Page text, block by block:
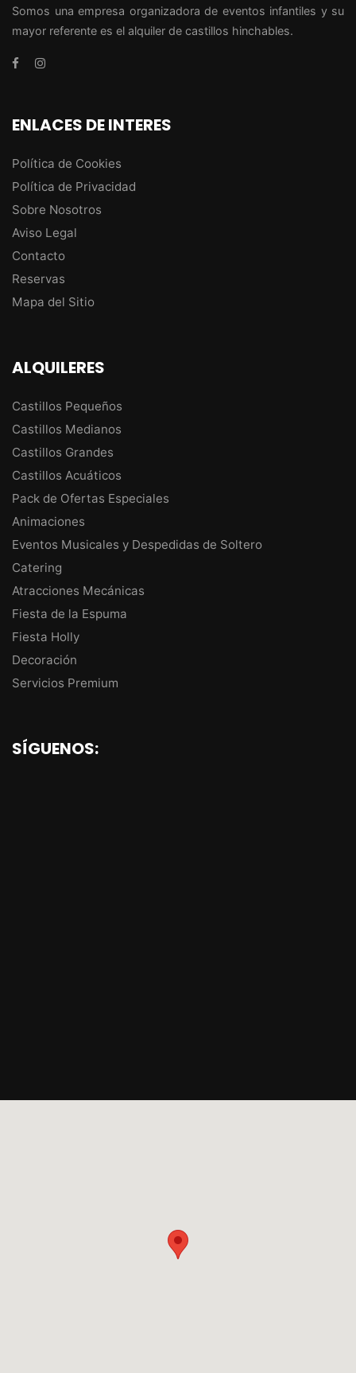
Somos una empresa organizadora de eventos infantiles y su
mayor referente es el alquiler de castillos hinchables.
ENLACES DE INTERES
Política de Cookies
Política de Privacidad
Sobre Nosotros
Aviso Legal
Contacto
Reservas
Mapa del Sitio
ALQUILERES
Castillos Pequeños
Castillos Medianos
Castillos Grandes
Castillos Acuáticos
Pack de Ofertas Especiales
Animaciones
Eventos Musicales y Despedidas de Soltero
Catering
Atracciones Mecánicas
Fiesta de la Espuma
Fiesta Holly
Decoración
Servicios Premium
SÍGUENOS: